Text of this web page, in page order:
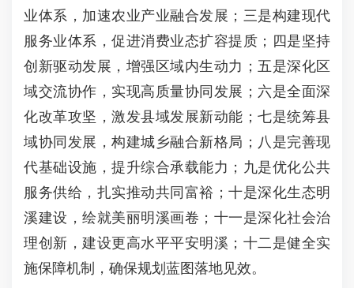
业体系，加速农业产业融合发展；三是构建现代
服务业体系，促进消费业态扩容提质；四是坚持
创新驱动发展，增强区域内生动力；五是深化区
域交流协作，实现高质量协同发展；六是全面深
化改革攻坚，激发县域发展新动能；七是统筹县
域协同发展，构建城乡融合新格局；八是完善现
代基础设施，提升综合承载能力；九是优化公共
服务供给，扎实推动共同富裕；十是深化生态明
溪建设，绘就美丽明溪画卷；十一是深化社会治
理创新，建设更高水平平安明溪；十二是健全实
施保障机制，确保规划蓝图落地见效。